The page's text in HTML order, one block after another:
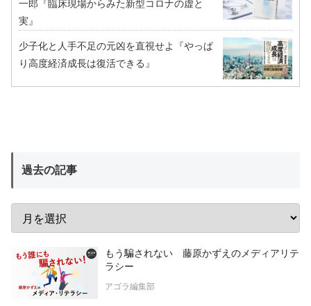
一郎『臨床現場からみた新型コロナの虚と
実』
少子化と人手不足の元凶を直視せよ『やっぱ
り高度経済成長は復活できる』
過去の記事
もう騙されない 藤原かずえのメディアリテ
ラシー
アゴラ編集部